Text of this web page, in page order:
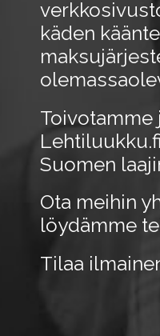
käden
Suomen
Ota meihin
löydämme
Tilaa